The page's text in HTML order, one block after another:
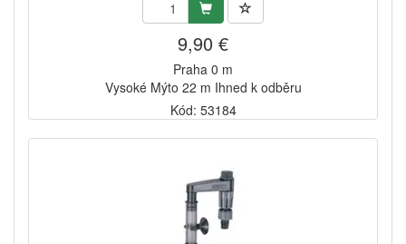
9,90 €
Praha 0 m
Vysoké Mýto 22 m Ihned k odběru
Kód: 53184